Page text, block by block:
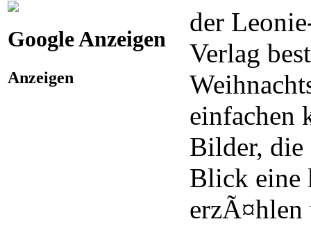
Google Anzeigen
Anzeigen
der
Verlag
einfachen
Bilder, die
Blick eine
erzÃ¤hlen